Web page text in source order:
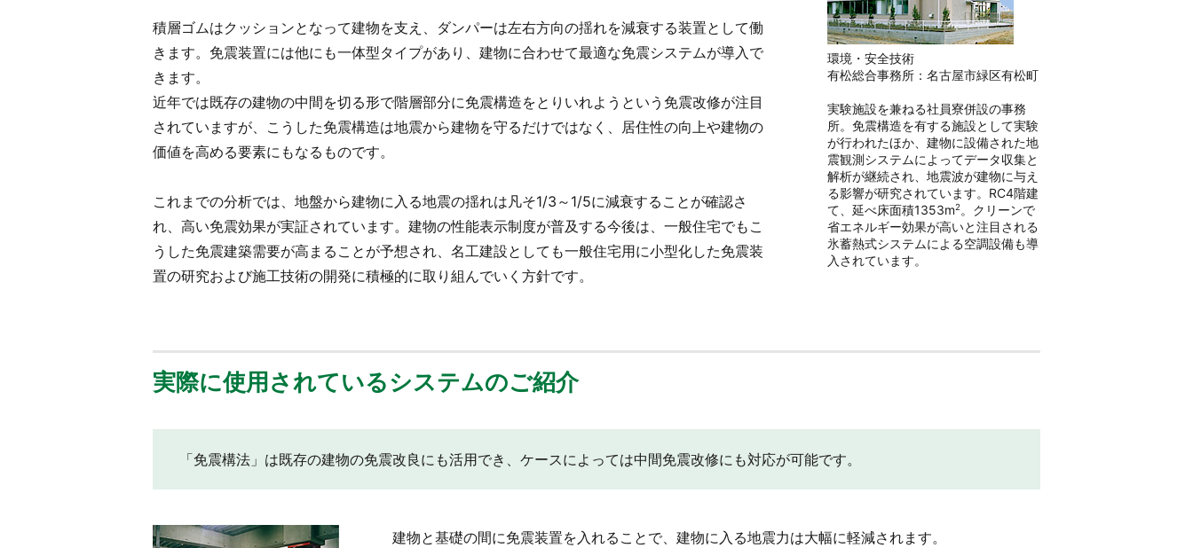
積層ゴムはクッションとなって建物を支え、ダンパーは左右方向の揺れを減衰する装置として働
きます。免震装置には他にも一体型タイプがあり、建物に合わせて最適な免震システムが導入で
きます。
近年では既存の建物の中間を切る形で階層部分に免震構造をとりいれようという免震改修が注目
されていますが、こうした免震構造は地震から建物を守るだけではなく、居住性の向上や建物の
価値を高める要素にもなるものです。
これまでの分析では、地盤から建物に入る地震の揺れは凡そ1/3～1/5に減衰することが確認さ
れ、高い免震効果が実証されています。建物の性能表示制度が普及する今後は、一般住宅でもこ
うした免震建築需要が高まることが予想され、名工建設としても一般住宅用に小型化した免震装
置の研究および施工技術の開発に積極的に取り組んでいく方針です。
環境・安全技術
有松総合事務所：名古屋市緑区有松町
実験施設を兼ねる社員寮併設の事務
所。免震構造を有する施設として実験
が行われたほか、建物に設備された地
震観測システムによってデータ収集と
解析が継続され、地震波が建物に与え
る影響が研究されています。RC4階建
て、延べ床面積1353m2 。クリーンで
省エネルギー効果が高いと注目される
氷蓄熱式システムによる空調設備も導
入されています。
実際に使用されているシステムのご紹介
「免震構法」は既存の建物の免震改良にも活用でき、ケースによっては中間免震改修にも対応が可能です。
建物と基礎の間に免震装置を入れることで、建物に入る地震力は大幅に軽減されます。